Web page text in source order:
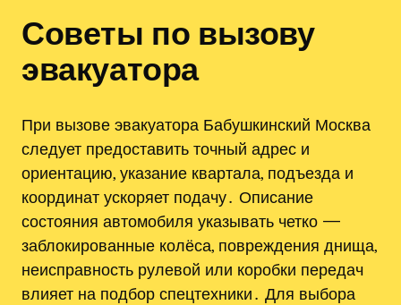
Советы по вызову
эвакуатора
При вызове эвакуатора Бабушкинский Москва
следует предоставить точный адрес и
ориентацию, указание квартала, подъезда и
координат ускоряет подачу․ Описание
состояния автомобиля указывать четко —
заблокированные колёса, повреждения днища,
неисправность рулевой или коробки передач
влияет на подбор спецтехники․ Для выбора